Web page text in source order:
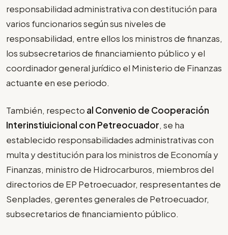
responsabilidad administrativa con destitución para
varios funcionarios según sus niveles de
responsabilidad, entre ellos los ministros de finanzas,
los subsecretarios de financiamiento público y el
coordinador general jurídico el Ministerio de Finanzas
actuante en ese periodo.
También, respecto al Convenio de Cooperación
Interinstiuicional con Petreocuador, se ha
establecido responsabilidades administrativas con
multa y destitución para los ministros de Economía y
Finanzas, ministro de Hidrocarburos, miembros del
directorios de EP Petroecuador, respresentantes de
Senplades, gerentes generales de Petroecuador,
subsecretarios de financiamiento público.